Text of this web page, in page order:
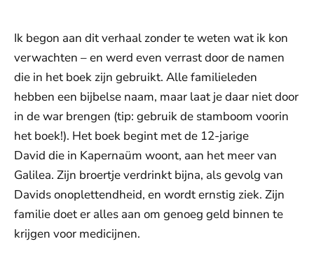
Ik begon aan dit verhaal zonder te weten wat ik kon
verwachten – en werd even verrast door de namen
die in het boek zijn gebruikt. Alle familieleden
hebben een bijbelse naam, maar laat je daar niet door
in de war brengen (tip: gebruik de stamboom voorin
het boek!). Het boek begint met de 12-jarige
David die in Kapernaüm woont, aan het meer van
Galilea. Zijn broertje verdrinkt bijna, als gevolg van
Davids onoplettendheid, en wordt ernstig ziek. Zijn
familie doet er alles aan om genoeg geld binnen te
krijgen voor medicijnen.